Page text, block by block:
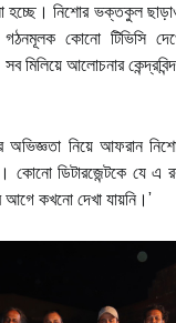
হচ্ছে। নিশোর ভক্তকুল ছাড়াও
গঠনমূলক কোনো টিভিসি
মিলিয়ে আলোচনার
অভিজ্ঞতা নিয়ে আফরান
কোনো ডিটারজেন্টকে যে এ
কখনো দেখা যায়নি।’